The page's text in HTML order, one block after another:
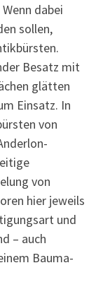
dabei
sollen,
Besatz mit
glätten
Einsatz. In
von
von
hier jeweils
und
– auch
Bauma-